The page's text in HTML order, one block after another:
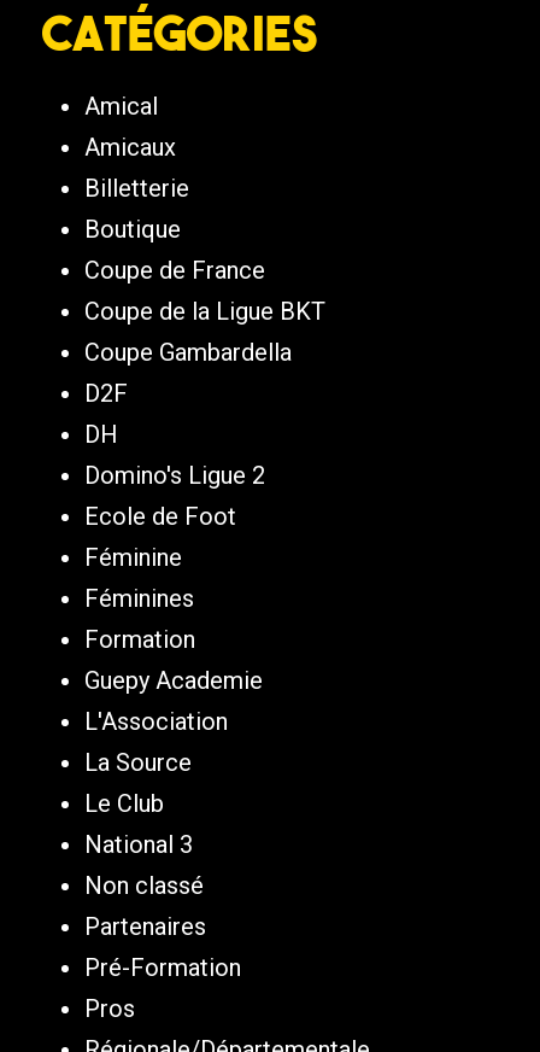
Catégories
Amical
Amicaux
Billetterie
Boutique
Coupe de France
Coupe de la Ligue BKT
Coupe Gambardella
D2F
DH
Domino's Ligue 2
Ecole de Foot
Féminine
Féminines
Formation
Guepy Academie
L'Association
La Source
Le Club
National 3
Non classé
Partenaires
Pré-Formation
Pros